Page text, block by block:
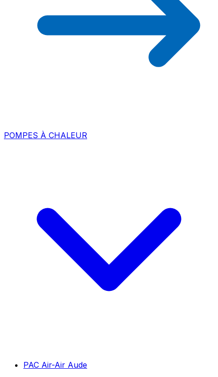
POMPES À CHALEUR
PAC Air-Air Aude